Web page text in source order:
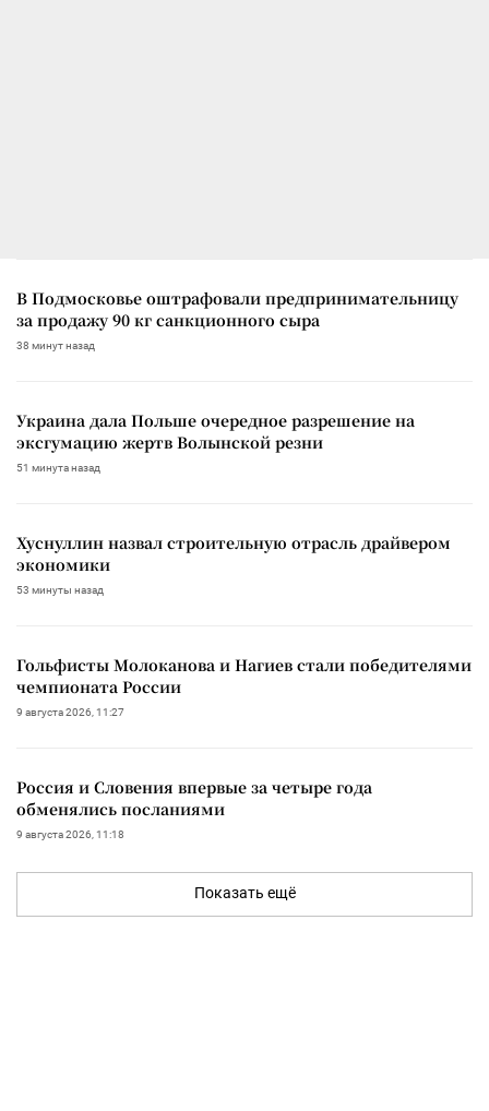
В Подмосковье оштрафовали предпринимательницу
за продажу 90 кг санкционного сыра
38 минут назад
Украина дала Польше очередное разрешение на
эксгумацию жертв Волынской резни
51 минута назад
Хуснуллин назвал строительную отрасль драйвером
экономики
53 минуты назад
Гольфисты Молоканова и Нагиев стали победителями
чемпионата России
9 августа 2026, 11:27
Россия и Словения впервые за четыре года
обменялись посланиями
9 августа 2026, 11:18
Показать ещё